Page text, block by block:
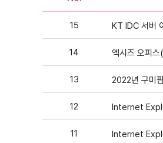
15 KT IDC 서버
14 엑시즈 오피
13 2022년 구미
12 Internet
11 Internet